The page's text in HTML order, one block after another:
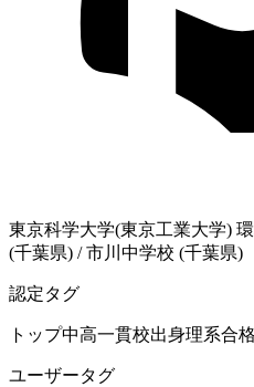
東京科学大学(東京工業大学)
(千葉県) /市川中学校 (千葉県)
認定タグ
トップ中高一貫校出身理系合
ユーザータグ